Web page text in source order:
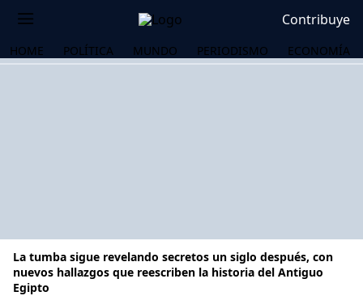
Contribuye
HOME POLÍTICA MUNDO PERIODISMO ECONOMÍA
La tumba sigue revelando secretos un siglo después, con
nuevos hallazgos que reescriben la historia del Antiguo
Egipto